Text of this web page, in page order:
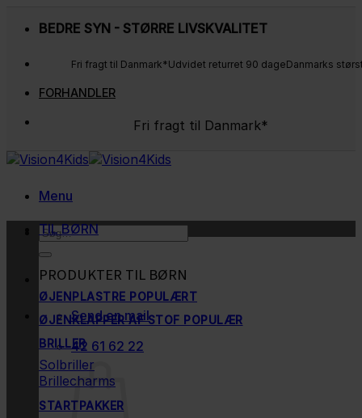
BEDRE SYN - STØRRE LIVSKVALITET
Fri fragt til Danmark*Udvidet returret 90 dageDanmarks
FORHANDLER
Fri fragt til Danmark*
Menu
Søg
Send en mail
42 61 62 22
TIL BØRN
PRODUKTER TIL BØRN
ØJENPLASTRE
ØJENKLAPPER AF STOF
BRILLER
Solbriller
Brillecharms
STARTPAKKER